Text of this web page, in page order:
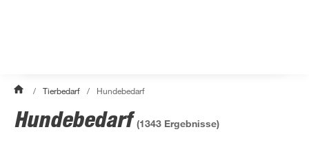
/ Tierbedarf / Hundebedarf
Hundebedarf(1343 Ergebnisse)